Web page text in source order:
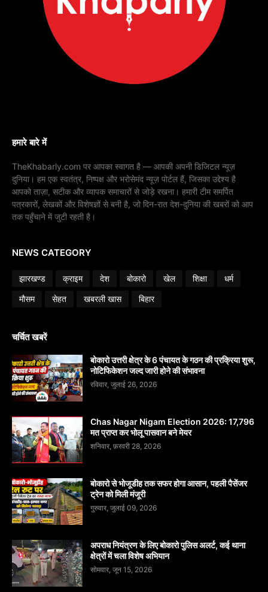
हमारे बारे में
TheKhabarly.com पर आपका स्वागत है — आपकी अपनी डिजिटल न्यूज़
दुनिया। हम एक स्वतंत्र, निष्पक्ष और भरोसेमंद न्यूज़ पोर्टल हैं, जिसका उद्देश्य है
आपको ताज़ा, सटीक और व्यापक समाचारों से जोड़े रखना। हमारी टीम समर्पित
पत्रकारों, लेखकों और विशेषज्ञों से बनी है, जो दिन-रात देश-दुनिया की खबरों को आप
तक पहुँचाने में जुटी रहती है।
NEWS CATEGORY
झारखण्ड क्राइम देश बोकारो खेल शिक्षा
धर्म
मौसम
सेहत खबरली खास बिहार
चर्चित खबरें
बोकारो उत्तरी क्षेत्र के 6 पंचायत के गठन की प्रक्रिया शुरू,
नोटिफिकेशन जल्द जारी होने की संभावना
रविवार, जुलाई 26, 2026
Chas Nagar Nigam Election 2026: 17,796
मत प्राप्त कर भोलू पासवान बने मेयर
शनिवार, फ़रवरी 28, 2026
बोकारो से भोजूडीह तक सफर होगा आसान, पहली पैसेंजर
ट्रेन को मिली मंजूरी
गुरुवार, जुलाई 09, 2026
अपराध नियंत्रण के लिए बोकारो पुलिस अलर्ट, कई थाना
क्षेत्रों में चला विशेष अभियान
सोमवार, जून 15, 2026